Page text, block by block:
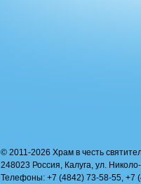
© 2011-2026 Храм в честь
248023 Россия, Калуга, ул.
Телефоны: +7 (4842) 73-58-55, +7